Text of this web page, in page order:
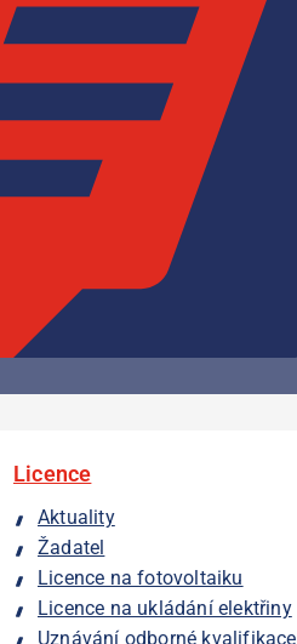
Licence
Aktuality
Žadatel
Licence na fotovoltaiku
Licence na ukládání elektřiny
Uznávání odborné kvalifikace